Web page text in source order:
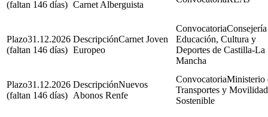
(faltan 146 días) Carnet Alberguista
31.12.2026
(faltan 146 días)
Carnet Joven
Europeo
Educación, Cultura y
Deportes de Castilla-La
Mancha
31.12.2026
(faltan 146 días)
Nuevos
Abonos Renfe
Ministerio
Transportes y Movilidad
Sostenible